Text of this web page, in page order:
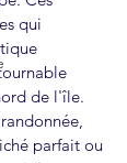
qui
de l'île.
parfait ou